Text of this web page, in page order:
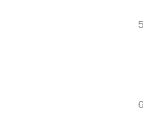
5
6